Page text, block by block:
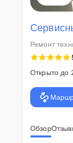
Наша компания
оперативного
клиент сможет
Внимание!
согласования
изменена в
Ремонт
Открыто до
Обзор